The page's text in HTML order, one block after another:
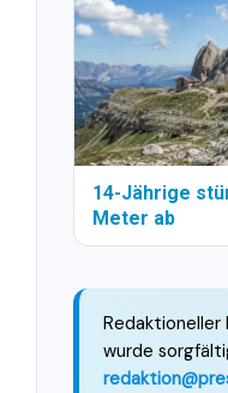
14-Jährige
Meter ab
Redaktioneller
wurde